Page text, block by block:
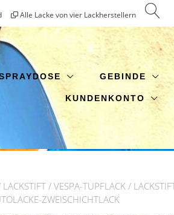
Alle Lacke von vier Lackherstellern
GEBINDE
KUNDENKONTO
LACKSTIFT / VESPA-TUPFLACK /
ZWEISCHICHTLACK